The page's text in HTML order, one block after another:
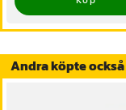
Andra köpte också